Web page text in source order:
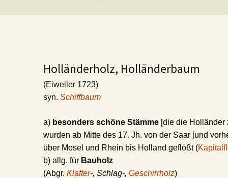
Holländerholz, Holländerbaum
(Eiweiler 1723)
syn. Schiffbaum
a) besonders schöne Stämme [die die Holländer
wurden ab Mitte des 17. Jh. von der Saar [und
über Mosel und Rhein bis Holland geflößt (
b) allg. für Bauholz
(Abgr. Klafter-, Schlag-, Geschirrholz)